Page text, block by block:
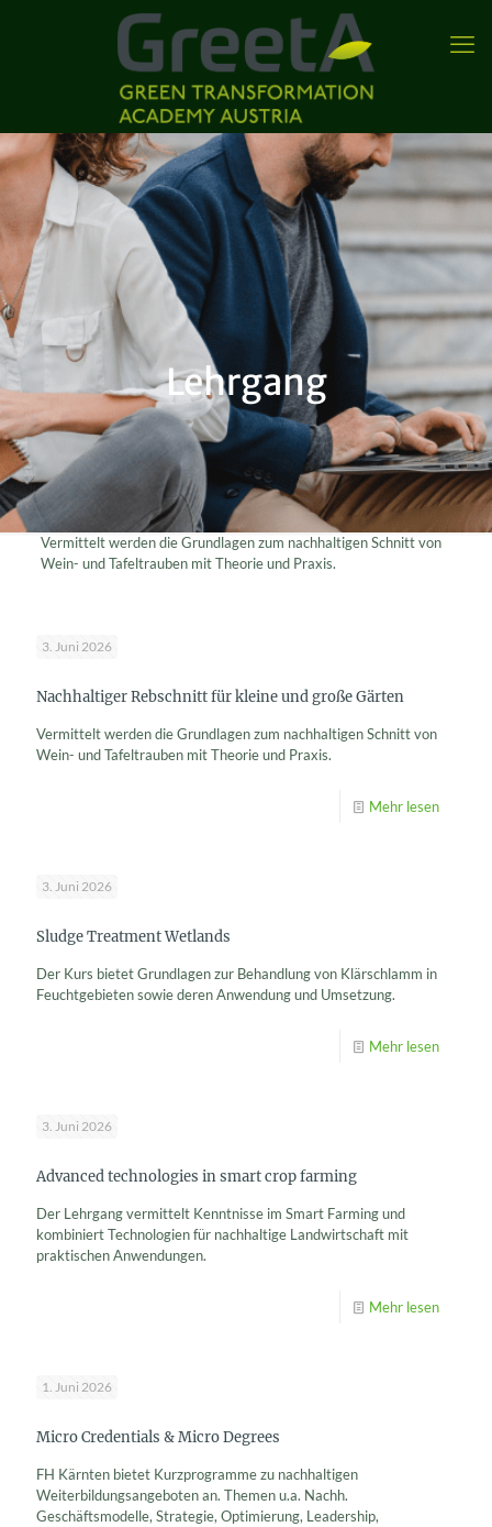
Lehrgang
Vermittelt werden die Grundlagen zum nachhaltigen Schnitt von
Wein- und Tafeltrauben mit Theorie und Praxis.
3. Juni 2026
Nachhaltiger Rebschnitt für kleine und große Gärten
Vermittelt werden die Grundlagen zum nachhaltigen Schnitt von
Wein- und Tafeltrauben mit Theorie und Praxis.
Mehr lesen
3. Juni 2026
Sludge Treatment Wetlands
Der Kurs bietet Grundlagen zur Behandlung von Klärschlamm in
Feuchtgebieten sowie deren Anwendung und Umsetzung.
Mehr lesen
3. Juni 2026
Advanced technologies in smart crop farming
Der Lehrgang vermittelt Kenntnisse im Smart Farming und
kombiniert Technologien für nachhaltige Landwirtschaft mit
praktischen Anwendungen.
Mehr lesen
1. Juni 2026
Micro Credentials & Micro Degrees
FH Kärnten bietet Kurzprogramme zu nachhaltigen
Weiterbildungsangeboten an. Themen u.a. Nachh.
Geschäftsmodelle, Strategie, Optimierung, Leadership,